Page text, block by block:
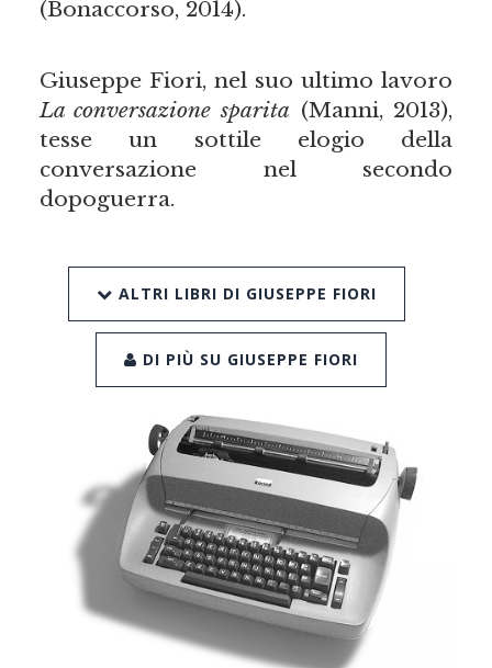
(Bonaccorso, 2014).
Giuseppe Fiori, nel suo ultimo lavoro
La conversazione sparita (Manni, 2013),
tesse un sottile elogio della
conversazione nel secondo
dopoguerra.
ALTRI LIBRI DI GIUSEPPE FIORI
DI PIÙ SU GIUSEPPE FIORI